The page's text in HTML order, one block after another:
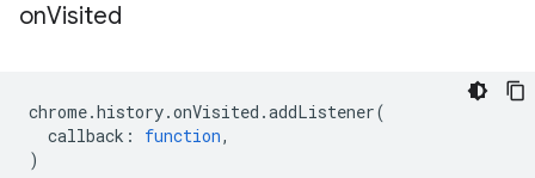
onVisited
chrome.history.onVisited .addListener(
callback : function,
)